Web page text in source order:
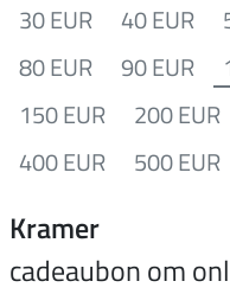
30 EUR
40 EUR
80 EUR
90 EUR
150 EUR
200 EUR
400 EUR
500 EUR
Kramer
cadeaubon om